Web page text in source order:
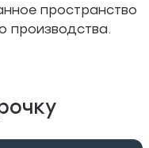
пространство
производства.
всех
имеет
быть адаптирован
процессы.